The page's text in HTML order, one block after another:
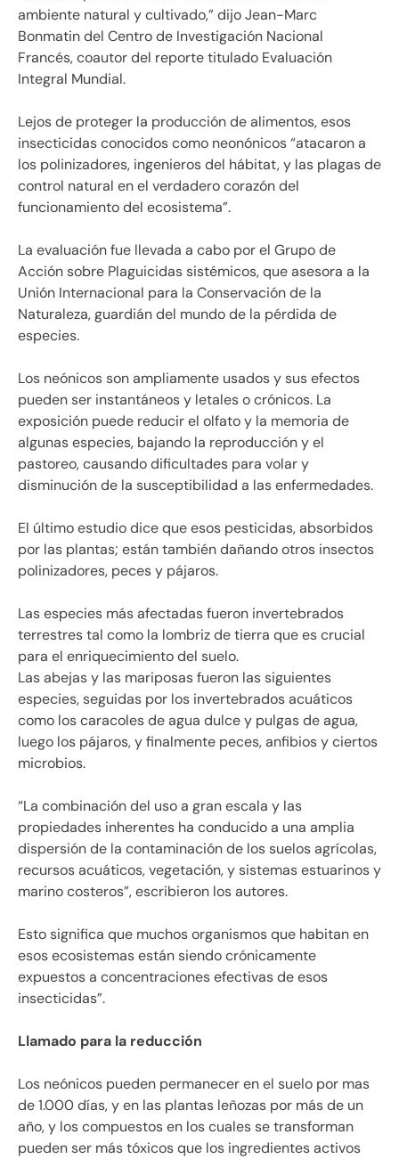
ambiente natural y cultivado,” dijo Jean-Marc
Bonmatin del Centro de Investigación Nacional
Francés, coautor del reporte titulado Evaluación
Integral Mundial.
Lejos de proteger la producción de alimentos, esos
insecticidas conocidos como neonónicos “atacaron a
los polinizadores, ingenieros del hábitat, y las plagas de
control natural en el verdadero corazón del
funcionamiento del ecosistema”.
La evaluación fue llevada a cabo por el Grupo de
Acción sobre Plaguicidas sistémicos, que asesora a la
Unión Internacional para la Conservación de la
Naturaleza, guardián del mundo de la pérdida de
especies.
Los neónicos son ampliamente usados y sus efectos
pueden ser instantáneos y letales o crónicos. La
exposición puede reducir el olfato y la memoria de
algunas especies, bajando la reproducción y el
pastoreo, causando dificultades para volar y
disminución de la susceptibilidad a las enfermedades.
El último estudio dice que esos pesticidas, absorbidos
por las plantas; están también dañando otros insectos
polinizadores, peces y pájaros.
Las especies más afectadas fueron invertebrados
terrestres tal como la lombriz de tierra que es crucial
para el enriquecimiento del suelo.
Las abejas y las mariposas fueron las siguientes
especies, seguidas por los invertebrados acuáticos
como los caracoles de agua dulce y pulgas de agua,
luego los pájaros, y finalmente peces, anfibios y ciertos
microbios.
“La combinación del uso a gran escala y las
propiedades inherentes ha conducido a una amplia
dispersión de la contaminación de los suelos agrícolas,
recursos acuáticos, vegetación, y sistemas estuarinos y
marino costeros”, escribieron los autores.
Esto significa que muchos organismos que habitan en
esos ecosistemas están siendo crónicamente
expuestos a concentraciones efectivas de esos
insecticidas”.
Llamado para la reducción
Los neónicos pueden permanecer en el suelo por mas
de 1.000 días, y en las plantas leñozas por más de un
año, y los compuestos en los cuales se transforman
pueden ser más tóxicos que los ingredientes activos